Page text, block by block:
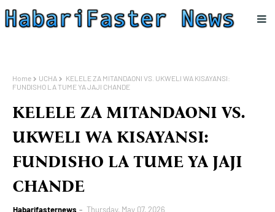
Home UCHA
KELELE ZA MITANDAONI VS. UKWELI WA KISAYANSI:
FUNDISHO LA TUME YA JAJI CHANDE
KELELE ZA MITANDAONI VS.
UKWELI WA KISAYANSI:
FUNDISHO LA TUME YA JAJI
CHANDE
Habarifasternews Thursday, May 07, 2026